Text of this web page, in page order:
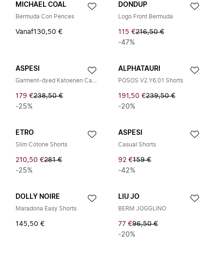
MICHAEL COAL
Bermuda Con Pences
Vanaf130,50 €
DONDUP
Logo Front Bermuda
115 €216,50 €
-47%
ASPESI
Garment-dyed Katoenen Canvas Bermuda Shorts
179 €238,50 €
-25%
ALPHATAURI
POSOS V2.Y6.01 Shorts
191,50 €239,50 €
-20%
ETRO
Slim Cotone Shorts
210,50 €281 €
-25%
ASPESI
Casual Shorts
92 €159 €
-42%
DOLLY NOIRE
Maradona Easy Shorts
145,50 €
LIU JO
BERM JOGGLINO
77 €96,50 €
-20%